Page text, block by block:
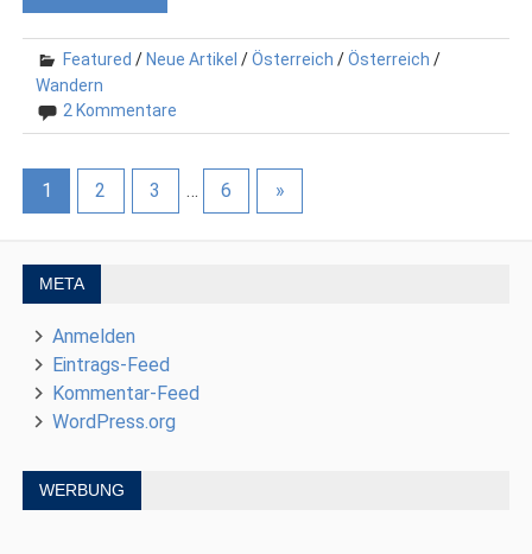
Featured / Neue Artikel /Österreich /Österreich /
Wandern
2 Kommentare
1 2 3 … 6 »
META
Anmelden
Eintrags-Feed
Kommentar-Feed
WordPress.org
WERBUNG